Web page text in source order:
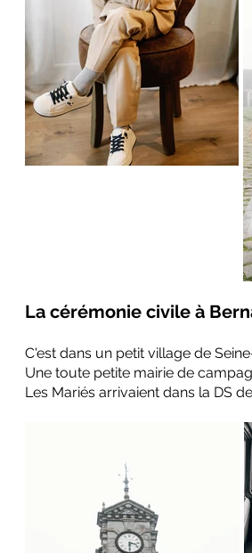
La cérémonie civile à
C'est dans un petit village de
Une toute petite mairie de
Les Mariés arrivaient dans la DS